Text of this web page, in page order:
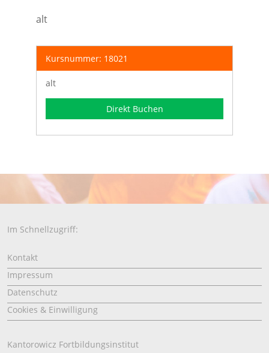
alt
Kursnummer: 18021
alt
Direkt Buchen
Im Schnellzugriff:
Kontakt
Impressum
Datenschutz
Cookies & Einwilligung
Kantorowicz Fortbildungsinstitut